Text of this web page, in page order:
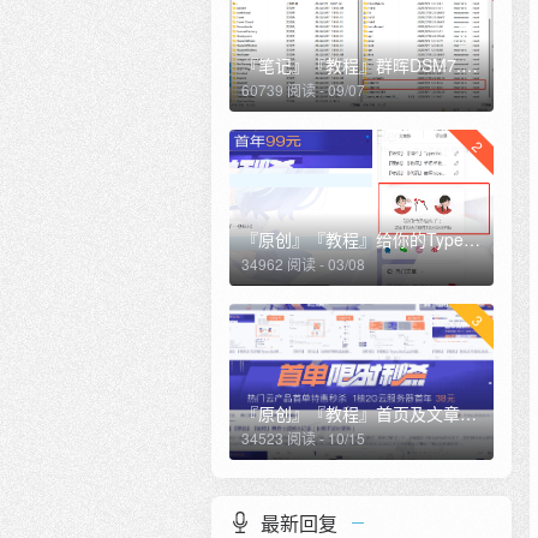
『笔记』『教程』群晖DSM7.0.1开启ssh及sftp及root用户登录，访问群辉根目录
60739 阅读 - 09/07
2
『原创』『教程』给你的Typecho博客侧边栏加一个恋爱计时（修复夜间模式样式）
34962 阅读 - 03/08
3
『原创』『教程』首页及文章页滚动广告栏
34523 阅读 - 10/15
最新回复